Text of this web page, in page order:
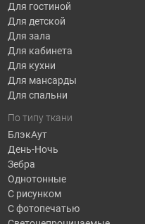
Для гостиной
Для детской
Для зала
Для кабинета
Для кухни
Для мансарды
Для спальни
По типу ткани
БлэкАут
День-Ночь
Зебра
Однотонные
С рисунком
С фотопечатью